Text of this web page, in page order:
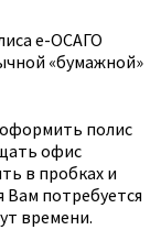
е-ОСАГО
«бумажной»
полис
офис
в пробках и
Вам потребуется
времени.